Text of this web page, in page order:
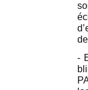
-